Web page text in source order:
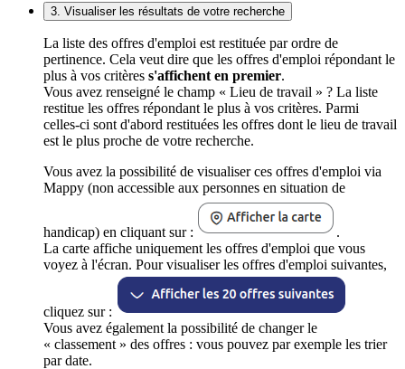
3. Visualiser les résultats de votre recherche
La liste des offres d'emploi est restituée par ordre de
pertinence. Cela veut dire que les offres d'emploi répondant le
plus à vos critères s'affichent en premier.
Vous avez renseigné le champ « Lieu de travail » ? La liste
restitue les offres répondant le plus à vos critères. Parmi
celles-ci sont d'abord restituées les offres dont le lieu de travail
est le plus proche de votre recherche.
Vous avez la possibilité de visualiser ces offres d'emploi via
Mappy (non accessible aux personnes en situation de
handicap) en cliquant sur :
.
La carte affiche uniquement les offres d'emploi que vous
voyez à l'écran. Pour visualiser les offres d'emploi suivantes,
cliquez sur :
Vous avez également la possibilité de changer le
« classement » des offres : vous pouvez par exemple les trier
par date.